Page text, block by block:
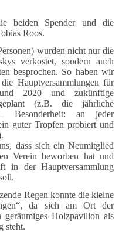
beiden Spender und die
Roos.
wurden nicht nur die
verkostet, sondern auch
besprochen. So haben wir
Hauptversammlungen für
2020 und zukünftige
(z.B. die jährliche
– Besonderheit: an jeder
guter Tropfen probiert und
dass sich ein Neumitglied
Verein beworben hat und
in der Hauptversammlung
Regen konnte die kleine
da sich am Ort der
geräumiges Holzpavillon als
steht.